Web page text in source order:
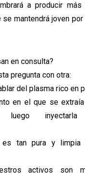
a producir más
mantendrá joven por
en consulta?
pregunta con otra:
del plasma rico en
en el que se
luego inyectarla
es tan pura y limpia
activos son